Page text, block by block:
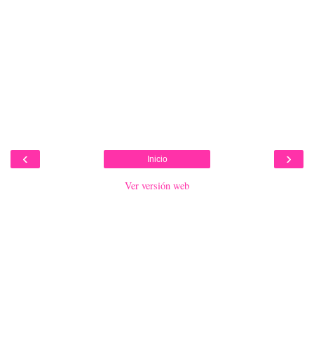
‹ ›
Inicio
Ver versión web